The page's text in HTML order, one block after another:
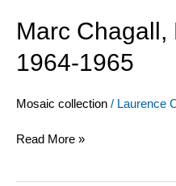
Marc Chagall,
1964-1965
Mosaic collection / Laurence
Read More »